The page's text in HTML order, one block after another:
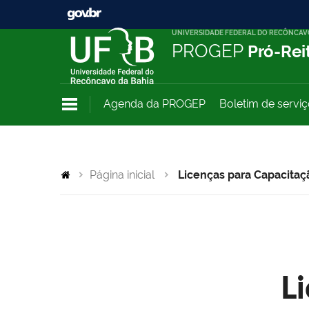
UNIVERSIDADE FEDERAL DO
PROGEP Pró-
Agenda da PROGEP Boletim de
Página inicial Licenças para